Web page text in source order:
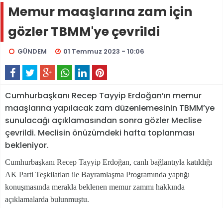
Memur maaşlarına zam için
gözler TBMM'ye çevrildi
GÜNDEM 01 Temmuz 2023 - 10:06
Cumhurbaşkanı Recep Tayyip Erdoğan’ın memur
maaşlarına yapılacak zam düzenlemesinin TBMM’ye
sunulacağı açıklamasından sonra gözler Meclise
çevrildi. Meclisin önüzümdeki hafta toplanması
bekleniyor.
Cumhurbaşkanı Recep Tayyip Erdoğan, canlı bağlantıyla katıldığı
AK Parti Teşkilatları ile Bayramlaşma Programında yaptığı
konuşmasında merakla beklenen memur zammı hakkında
açıklamalarda bulunmuştu.